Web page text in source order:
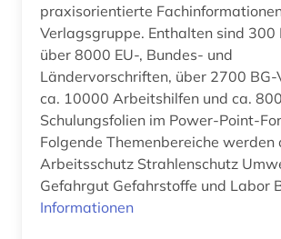
praxisorientierte
Verlagsgruppe. Enthalten sind 300
über 8000 EU-, Bundes- und
Ländervorschriften, über 2700 BG-
ca. 10000 Arbeitshilfen und ca.
Schulungsfolien im Power-Point-
Folgende Themenbereiche werden
Arbeitsschutz Strahlenschutz
Gefahrgut Gefahrstoffe und Labor
Informationen